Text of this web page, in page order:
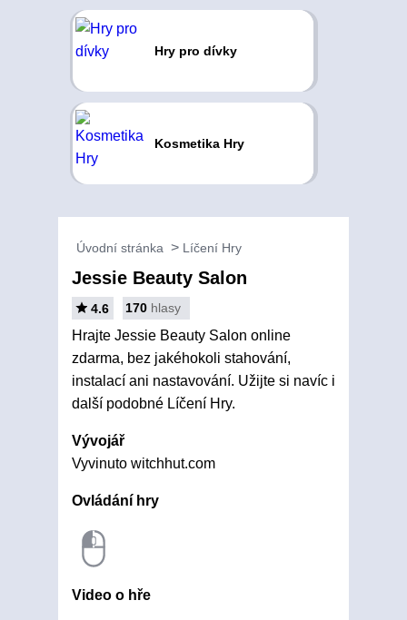
Hry pro dívky
Kosmetika Hry
Úvodní stránka Líčení Hry
Jessie Beauty Salon
4.6 170 hlasy
Hrajte Jessie Beauty Salon online
zdarma, bez jakéhokoli stahování,
instalací ani nastavování. Užijte si navíc i
další podobné Líčení Hry.
Vývojář
Vyvinuto witchhut.com
Ovládání hry
Video o hře